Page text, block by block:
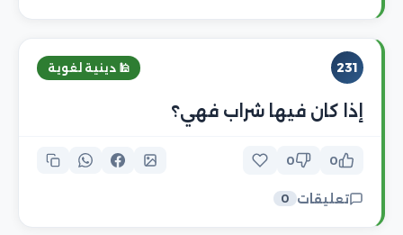
231 🕌 دينية لغوية
إذا كان فيها شراب فهي؟
0
0
تعليقات 0